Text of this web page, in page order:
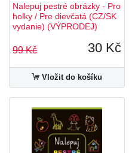
Nalepuj pestré obrázky - Pro
holky / Pre dievčatá (CZ/SK
vydanie) (VÝPRODEJ)
99 Kč 30 Kč
Vložit do košíku